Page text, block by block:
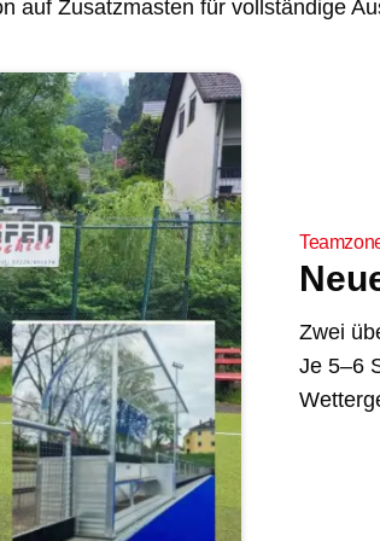
auf Zusatzmasten für vollständige
Zwei
Je 5–6